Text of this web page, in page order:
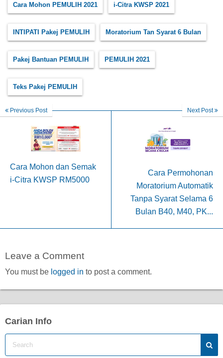
Cara Mohon PEMULIH 2021 i-Citra KWSP 2021
INTIPATI Pakej PEMULIH Moratorium Tan Syarat 6 Bulan
Pakej Bantuan PEMULIH PEMULIH 2021
Teks Pakej PEMULIH
Previous Post
Cara Mohon dan Semak
i-Citra KWSP RM5000
Next Post
Cara Permohonan
Moratorium Automatik
Tanpa Syarat Selama 6
Bulan B40, M40, PK...
Leave a Comment
You must be logged in to post a comment.
Carian Info